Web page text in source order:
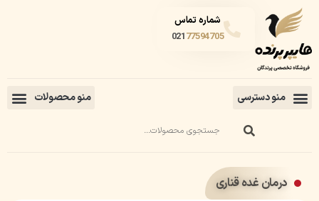
شماره تماس
02177594705
درمان غده قناری